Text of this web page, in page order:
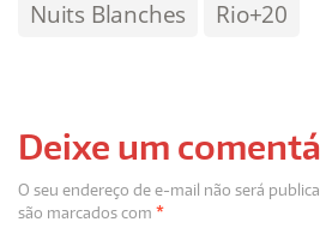
Nuits Blanches
Rio+20
Deixe um
O seu endereço de e-mail não será
são marcados com *